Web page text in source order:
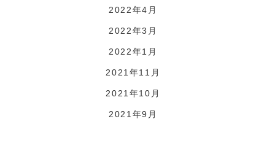
2022年4月
2022年3月
2022年1月
2021年11月
2021年10月
2021年9月